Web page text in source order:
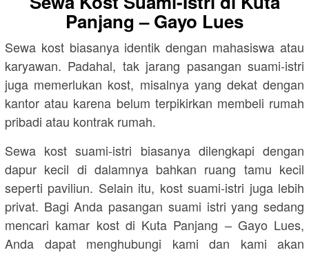
Panjang – Gayo Lues
Sewa kost biasanya identik dengan mahasiswa atau
karyawan. Padahal, tak jarang pasangan suami-istri
juga memerlukan kost, misalnya yang dekat dengan
kantor atau karena belum terpikirkan membeli rumah
pribadi atau kontrak rumah.
Sewa kost suami-istri biasanya dilengkapi dengan
dapur kecil di dalamnya bahkan ruang tamu kecil
seperti paviliun. Selain itu, kost suami-istri juga lebih
privat. Bagi Anda pasangan suami istri yang sedang
mencari kamar kost di Kuta Panjang – Gayo Lues,
Anda dapat menghubungi kami dan kami akan